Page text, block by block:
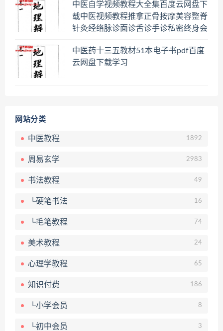
中医自学视频教程大全集百度云网盘下
载中医视频教程推拿正骨按摩美容整脊
针灸经络脉诊面诊舌诊手诊私密终身会
中医药十三五教材51本电子书pdf百度
云网盘下载学习
网站分类
中医教程 1892
周易玄学 2983
书法教程 49
└硬笔书法 16
└毛笔教程 74
美术教程 24
心理学教程 65
知识付费 186
└小学会员 8
└初中会员 3